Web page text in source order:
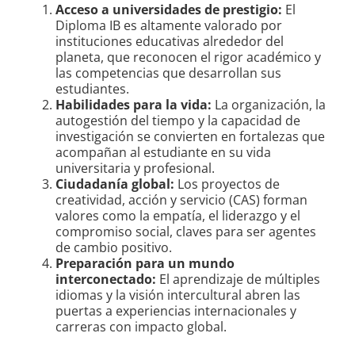
Acceso a universidades de prestigio: El
Diploma IB es altamente valorado por
instituciones educativas alrededor del
planeta, que reconocen el rigor académico y
las competencias que desarrollan sus
estudiantes.
Habilidades para la vida: La organización, la
autogestión del tiempo y la capacidad de
investigación se convierten en fortalezas que
acompañan al estudiante en su vida
universitaria y profesional.
Ciudadanía global: Los proyectos de
creatividad, acción y servicio (CAS) forman
valores como la empatía, el liderazgo y el
compromiso social, claves para ser agentes
de cambio positivo.
Preparación para un mundo
interconectado: El aprendizaje de múltiples
idiomas y la visión intercultural abren las
puertas a experiencias internacionales y
carreras con impacto global.